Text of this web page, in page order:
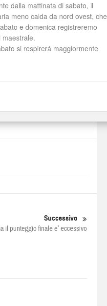
dalla mattinata di sabato, il
meno calda da nord ovest, che
e domenica registreremo
si respirerá maggiormente
Successivo
il punteggio finale e’ eccessivo